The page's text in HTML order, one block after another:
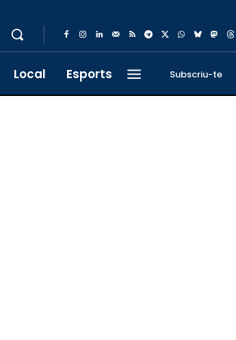
Local Esports Subscriu-te